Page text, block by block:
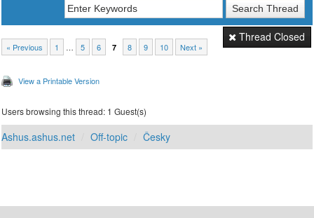
« Previous 1 … 5 6 7 8 9 10 Next »
Thread Closed
View a Printable Version
Users browsing this thread: 1 Guest(s)
Ashus.ashus.net Off-topic Česky